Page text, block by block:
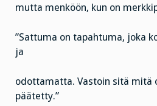
mutta menköön, kun on
”Sattuma on tapahtuma, joka
ja
odottamatta. Vastoin sitä mitä
päätetty.”